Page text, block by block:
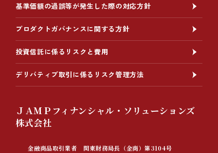
基準価額の過誤等が発生した際の対応方針
プロダクトガバナンスに関する方針
投資信託に係るリスクと費用
デリバティブ取引に係るリスク管理方法
ＪＡＭＰフィナンシャル・ソリューションズ
株式会社
金融商品取引業者 関東財務局長（金商）第3104号